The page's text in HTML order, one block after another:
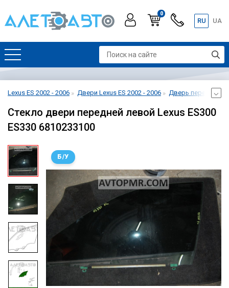
0
RU UA
Lexus ES 2002 - 2006 Двери Lexus ES 2002 - 2006 Дверь передняя
Стекло двери передней левой Lexus ES300
ES330 6810233100
Б/У